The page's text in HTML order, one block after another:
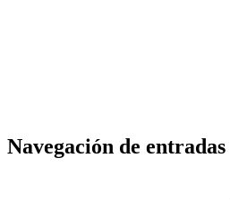
Navegación de entradas